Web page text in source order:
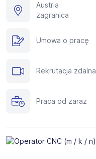
Austria
zagranica
Umowa o pracę
Rekrutacja zdalna
Praca od zaraz